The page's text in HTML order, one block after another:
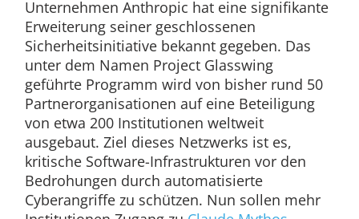
Unternehmen Anthropic hat eine signifikante
Erweiterung seiner geschlossenen
Sicherheitsinitiative bekannt gegeben. Das
unter dem Namen Project Glasswing
geführte Programm wird von bisher rund 50
Partnerorganisationen auf eine Beteiligung
von etwa 200 Institutionen weltweit
ausgebaut. Ziel dieses Netzwerks ist es,
kritische Software-Infrastrukturen vor den
Bedrohungen durch automatisierte
Cyberangriffe zu schützen. Nun sollen mehr